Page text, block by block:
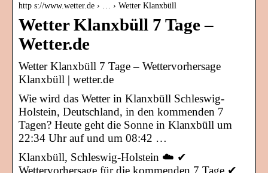
http s://www.wetter.de › … › Wetter Klanxbüll
Wetter Klanxbüll 7 Tage –
Wetter.de
Wetter Klanxbüll 7 Tage – Wettervorhersage
Klanxbüll | wetter.de
Wie wird das Wetter in Klanxbüll Schleswig-
Holstein, Deutschland, in den kommenden 7
Tagen? Heute geht die Sonne in Klanxbüll um
22:34 Uhr auf und um 08:42 …
Klanxbüll, Schleswig-Holstein ☁️ ✔
Wettervorhersage für die kommenden 7 Tage ✔